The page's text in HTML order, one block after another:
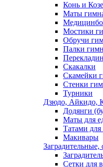
Конь и
Маты
Мостики
Обручи
Палки
Скакалки
Скамейки
Стенки
Турники
Дзюдо, Айкидо,
Додянги
Маты для
Татами для
Макивары
Сетки для